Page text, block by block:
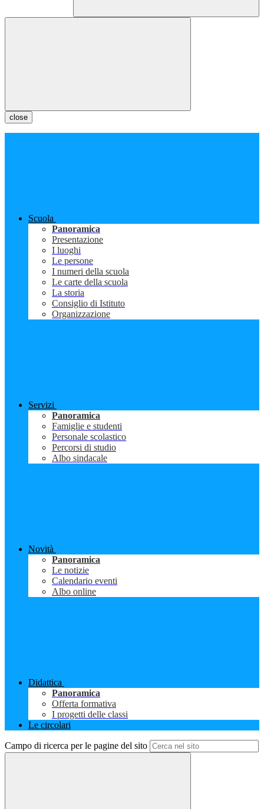
close
Scuola
Panoramica
Presentazione
I luoghi
Le persone
I numeri della scuola
Le carte della scuola
La storia
Consiglio di Istituto
Organizzazione
Servizi
Panoramica
Famiglie e studenti
Personale scolastico
Percorsi di studio
Albo sindacale
Novità
Panoramica
Le notizie
Calendario eventi
Albo online
Didattica
Panoramica
Offerta formativa
I progetti delle classi
Le circolari
Campo di ricerca per le pagine del sito